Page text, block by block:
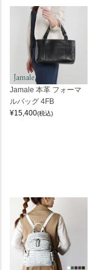
Jamale 本革 フォーマ
ルバッグ 4FB
¥15,400(税込)